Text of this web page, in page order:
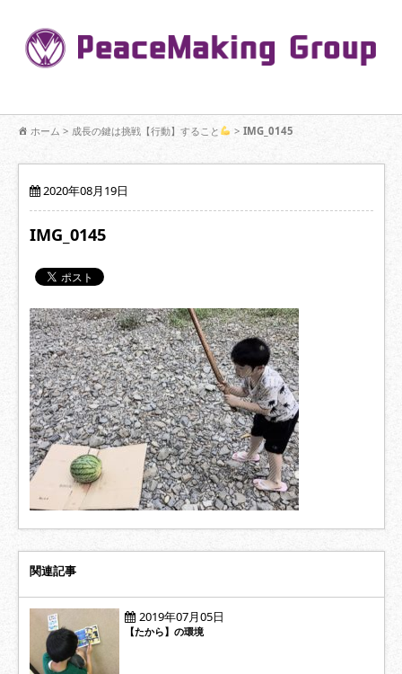
【公式】PeaceMaking Groupはお客様には一対一で向き合い、ご家族
を意図したコミュニケーションを大切にし【家族の絆】に寄り添いま
ホーム > 成長の鍵は挑戦【行動】すること > IMG_0145
2020年08月19日
IMG_0145
関連記事
2019年07月05日
【たから】の環境